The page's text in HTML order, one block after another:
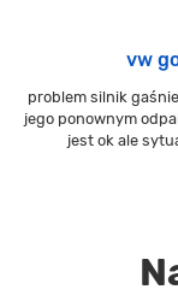
vw
problem silnik
jego ponownym
jest ok ale